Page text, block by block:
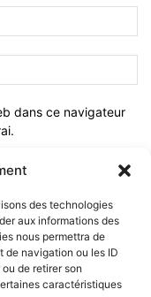
des technologies
aux informations des
nous permettra de
de navigation ou les ID
de retirer son
caractéristiques
dans ce navigateur